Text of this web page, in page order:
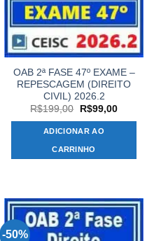
OAB 2ª FASE 47º EXAME –
REPESCAGEM (DIREITO
CIVIL) 2026.2
R$199,00
O
original
era:
R$199,00.
R$99,00O
ADICIONAR AO
CARRINHO
-50%